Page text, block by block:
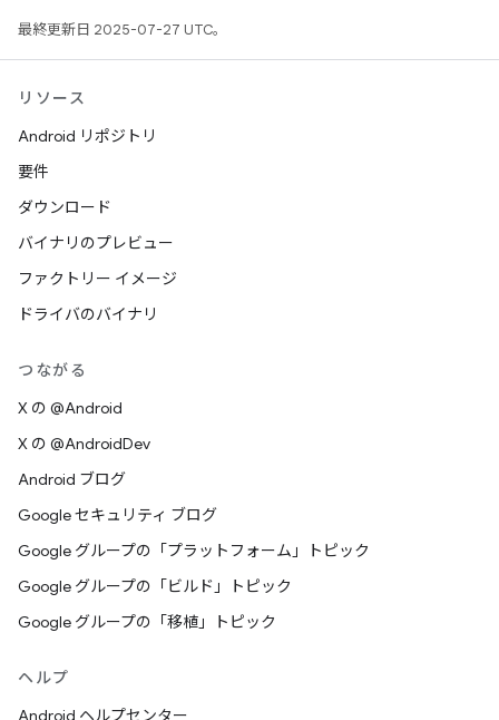
最終更新日 2025-07-27 UTC。
リソース
Android リポジトリ
要件
ダウンロード
バイナリのプレビュー
ファクトリー イメージ
ドライバのバイナリ
つながる
X の @Android
X の @AndroidDev
Android ブログ
Google セキュリティ ブログ
Google グループの「プラットフォーム」トピック
Google グループの「ビルド」トピック
Google グループの「移植」トピック
ヘルプ
Android ヘルプセンター